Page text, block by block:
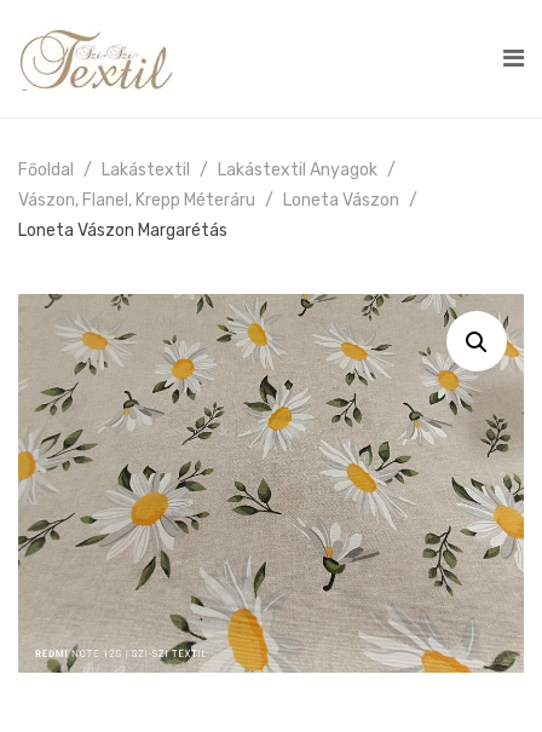
Főoldal Lakástextil
Lakástextil Anyagok
Vászon, Flanel, Krepp Méteráru
Loneta Vászon
Loneta Vászon Margarétás